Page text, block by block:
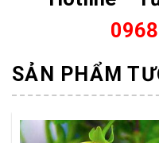
SẢN PHẨM